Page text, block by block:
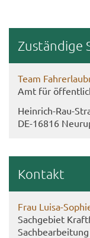
Zu­stän­di­ge
Team
Amt für
Heinrich-​Rau-
DE-​16816
Kon­takt
Frau Luisa-​
Sach­ge­biet